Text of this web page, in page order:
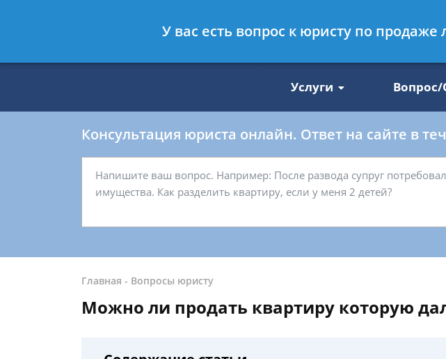
8 499 938-59-27 8 812 509-27-47
Услуги Вопрос/
Консультация юриста онлайн. Ответ на сайте в
Главная - Вопросы юристу
Можно ли продать квартиру которую
У вас есть вопрос к юристу по